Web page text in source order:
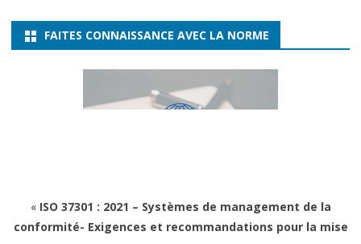
FAITES CONNAISSANCE AVEC LA NORME
« ISO 37301 : 2021 – Systèmes de management de la
conformité- Exigences et recommandations pour la mise